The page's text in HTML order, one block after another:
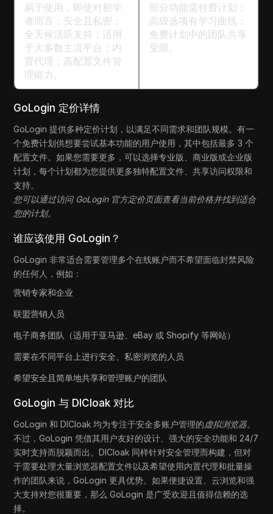
易于使用，即使对初学
者而言；安全且私密；
全天候活跃支持；适用
于大多数主流平台；内
置代理；高配置文件管
理能力。
部分功能需付费计划；
高级选项有学习曲线；
免费计划中的团队共享
受限。
GoLogin 定价详情
GoLogin 提供多种定价计划，以满足不同需求和团队规模。有一
个免费计划供想要尝试基本功能的用户使用，其中包括最多 3 个
配置文件。如果您需要更多，可以选择专业版、商业版或企业版
计划，每个计划都为您提供更多独特配置文件、共享访问权限和
支持。
您可以通过访问 GoLogin 官方定价页面查看当前价格并找到适合
您的计划。
谁应该使用 GoLogin？
GoLogin 非常适合需要管理多个在线账户而不希望面临封禁风险
的任何人，例如：
营销专家和企业
联盟营销人员
电子商务团队（适用于亚马逊、eBay 或 Shopify 等网站）
需要在不同平台上进行安全、私密浏览的人员
希望安全且简单地共享和管理账户的团队
GoLogin 与 DICloak 对比
GoLogin 和 DICloak 均为专注于安全多账户管理的虚拟浏览器。
不过，GoLogin 凭借其用户友好的设计、强大的安全功能和 24/7
实时支持而脱颖而出。DICloak 同样针对安全管理而构建，但对
于需要处理大量浏览器配置文件以及希望使用内置代理和批量操
作的团队来说，GoLogin 更具优势。如果便捷设置、云浏览和强
大支持对您很重要，那么 GoLogin 是广受欢迎且值得信赖的选
择。